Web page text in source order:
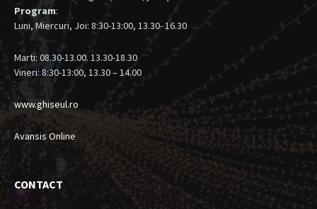
Program:
Luni, Miercuri, Joi: 8:30-13:00, 13.30- 16.30
Marti: 08.30-13.00. 13.30-18.30
Vineri: 8:30-13:00, 13.30 – 14.00
www.ghiseul.ro
Avansis Online
CONTACT